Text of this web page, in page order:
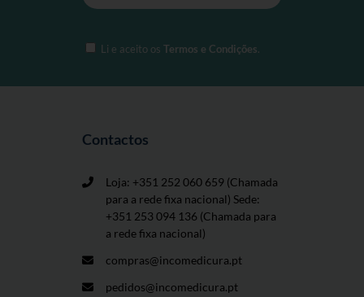
Li e aceito os Termos e Condições.
Contactos
Loja: +351 252 060 659 (Chamada
para a rede fixa nacional) Sede:
+351 253 094 136 (Chamada para
a rede fixa nacional)
compras@incomedicura.pt
pedidos@incomedicura.pt